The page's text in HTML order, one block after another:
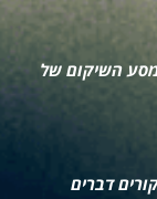
השיקום של
דברים